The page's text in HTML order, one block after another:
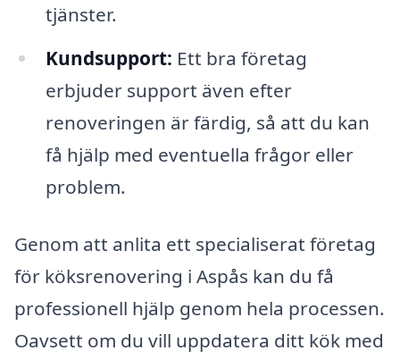
tjänster.
Kundsupport: Ett bra företag
erbjuder support även efter
renoveringen är färdig, så att du kan
få hjälp med eventuella frågor eller
problem.
Genom att anlita ett specialiserat företag
för köksrenovering i Aspås kan du få
professionell hjälp genom hela processen.
Oavsett om du vill uppdatera ditt kök med